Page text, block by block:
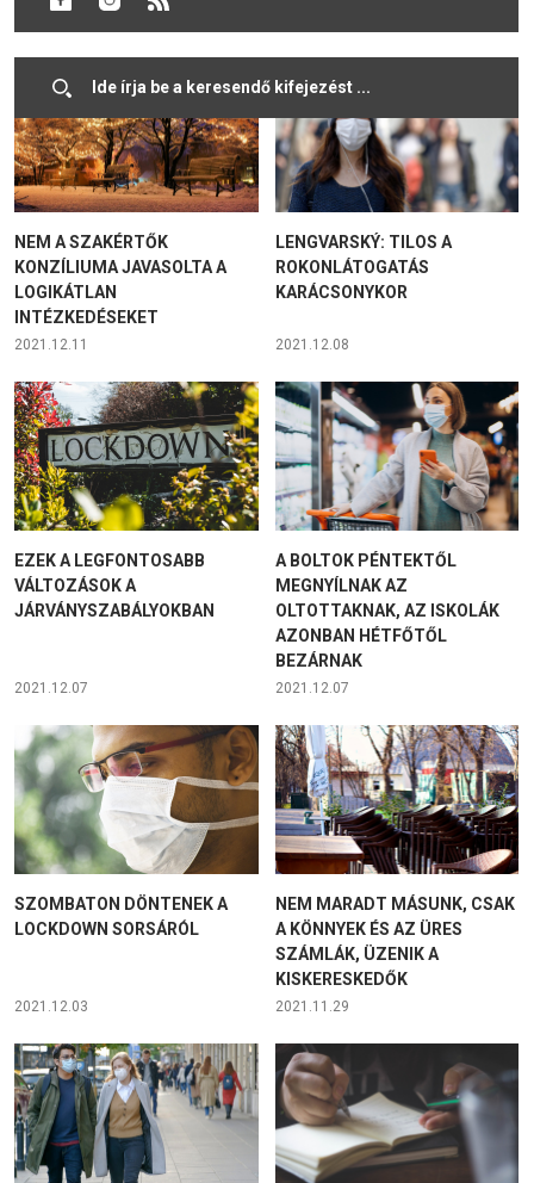
NEM A SZAKÉRTŐK
KONZÍLIUMA JAVASOLTA A
LOGIKÁTLAN
INTÉZKEDÉSEKET
2021.12.11
LENGVARSKÝ: TILOS A
ROKONLÁTOGATÁS
KARÁCSONYKOR
2021.12.08
EZEK A LEGFONTOSABB
VÁLTOZÁSOK A
JÁRVÁNYSZABÁLYOKBAN
2021.12.07
A BOLTOK PÉNTEKTŐL
MEGNYÍLNAK AZ
OLTOTTAKNAK, AZ ISKOLÁK
AZONBAN HÉTFŐTŐL
BEZÁRNAK
2021.12.07
SZOMBATON DÖNTENEK A
LOCKDOWN SORSÁRÓL
2021.12.03
NEM MARADT MÁSUNK, CSAK
A KÖNNYEK ÉS AZ ÜRES
SZÁMLÁK, ÜZENIK A
KISKERESKEDŐK
2021.11.29